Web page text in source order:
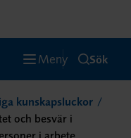
Meny Sök
kunskapsluckor
och besvär i